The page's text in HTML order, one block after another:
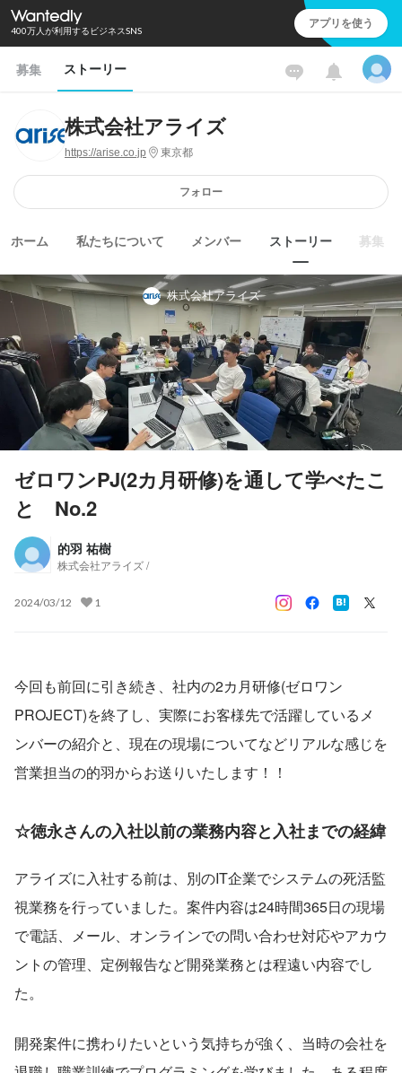
400万人が利用するビジネスSNS アプリを使う
募集 ストーリー
株式会社アライズ
https://arise.co.jp 東京都
フォロー
ホーム 私たちについて メンバー ストーリー 募集
株式会社アライズ
ゼロワンPJ(2カ月研修)を通して学べたこ
と No.2
的羽 祐樹
株式会社アライズ /
2024/03/12 1
今回も前回に引き続き、社内の2カ月研修(ゼロワン
PROJECT)を終了し、実際にお客様先で活躍しているメ
ンバーの紹介と、現在の現場についてなどリアルな感じを
営業担当の的羽からお送りいたします！！
☆徳永さんの入社以前の業務内容と入社までの経緯
アライズに入社する前は、別のIT企業でシステムの死活監
視業務を行っていました。案件内容は24時間365日の現場
で電話、メール、オンラインでの問い合わせ対応やアカウ
ントの管理、定例報告など開発業務とは程遠い内容でし
た。
開発案件に携わりたいという気持ちが強く、当時の会社を